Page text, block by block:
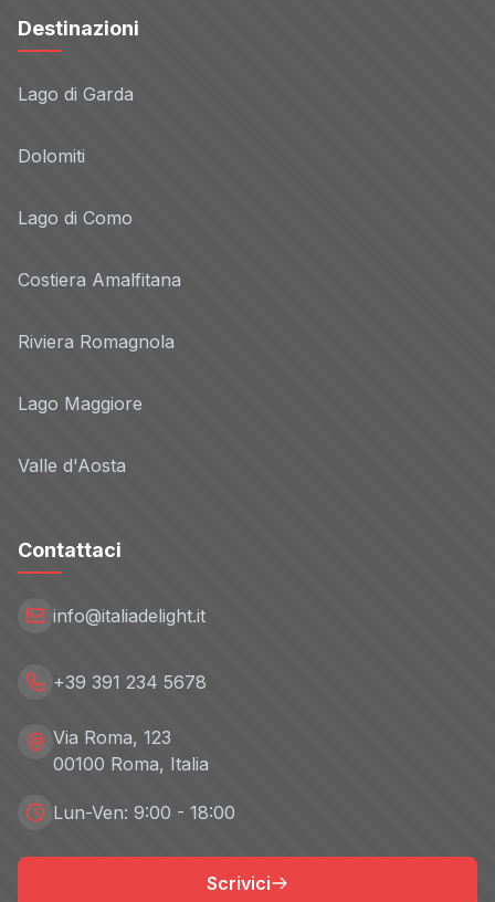
Destinazioni
Lago di Garda
Dolomiti
Lago di Como
Costiera Amalfitana
Riviera Romagnola
Lago Maggiore
Valle d'Aosta
Contattaci
info@italiadelight.it
+39 391 234 5678
Via Roma, 123
00100 Roma, Italia
Lun-Ven: 9:00 - 18:00
Scrivici